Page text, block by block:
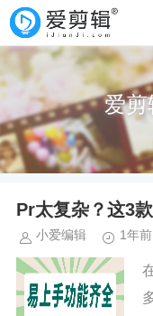
爱剪
Pr太复杂？这3
小爱编辑 1年前